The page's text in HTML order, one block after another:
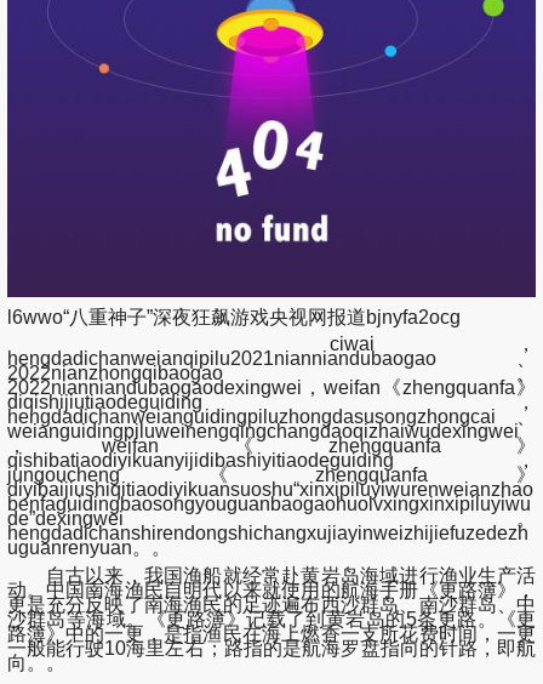
l6wwo“八重神子”深夜狂飙游戏央视网报道bjnyfa2ocg
ciwai，
hengdadichanweianqipilu2021nianniandubaogao、
2022nianzhongqibaogao、
2022nianniandubaogaodexingwei，weifan《zhengquanfa》
diqishijiutiaodeguiding，
hengdadichanweianguidingpiluzhongdasusongzhongcai、
weianguidingpiluweinengqingchangdaoqizhaiwudexingwei
，weifan《zhengquanfa》
qishibatiaodiyikuanyijidibashiyitiaodeguiding，
jungoucheng《zhengquanfa》
diyibaijiushiqitiaodiyikuansuoshu“xinxipiluyiwurenweianzhao
benfaguidingbaosongyouguanbaogaohuolvxingxinxipiluyiwu
de”dexingwei。
hengdadichanshirendongshichangxujiayinweizhijiefuzedezh
uguanrenyuan。。
自古以来，我国渔船就经常赴黄岩岛海域进行渔业生产活
动。中国南海渔民自明代以来就使用的航海手册《更路簿》，
更是充分反映了南海渔民的足迹遍布西沙群岛、南沙群岛、中
沙群岛等海域。《更路簿》记载了到黄岩岛的5条更路。《更
路簿》中的一更，是指渔民在海上燃香一支所花费时间，一更
一般能行驶10海里左右；路指的是航海罗盘指向的针路，即航
向。。